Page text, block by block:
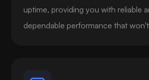
uptime, providing you with reliable
dependable performance that